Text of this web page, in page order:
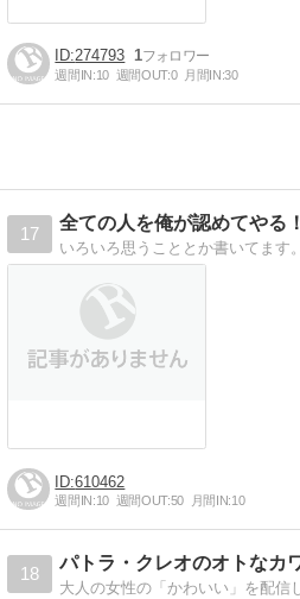
274793 1
週間IN:10 週間OUT:0 月間IN:30
17
全ての人を俺が認めてやる！
いろいろ思うこととか書いてます。
610462
週間IN:10 週間OUT:50 月間IN:10
18